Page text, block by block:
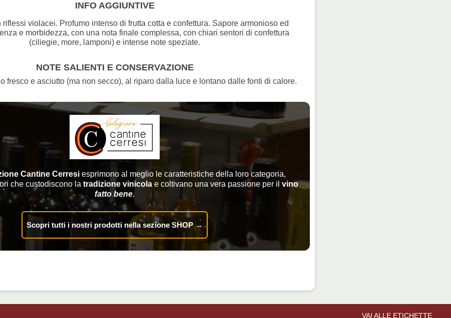
INFO AGGIUNTIVE
violacei. Profumo intenso di frutta cotta e confettura. Sapore armonioso ed
e morbidezza, con una nota finale complessa, con chiari sentori di confettura
(ciliegie, more, lamponi) e intense note speziate.
NOTE SALIENTI E CONSERVAZIONE
fresco e asciutto (ma non secco), al riparo dalla luce e lontano dalle fonti di calore.
Cantine Cerresi esprimono al meglio le caratteristiche della loro categoria,
che custodiscono la tradizione vinicolae coltivano una vera passione per il vino
fatto bene.
Scopri tutti i nostri prodotti nella sezione SHOP →
VAI ALLE ETICHETTE